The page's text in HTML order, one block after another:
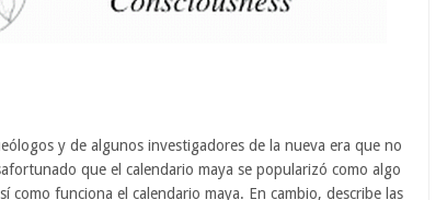
y de algunos investigadores de la nueva era que no
que el calendario maya se popularizó como algo
funciona el calendario maya. En cambio, describe las